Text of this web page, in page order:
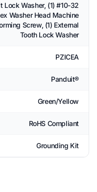
Lock Washer, (1) #10-32
Washer Head Machine
Screw, (1) External
Tooth Lock Washer
PZICEA
Panduit®
Green/Yellow
RoHS Compliant
Grounding Kit